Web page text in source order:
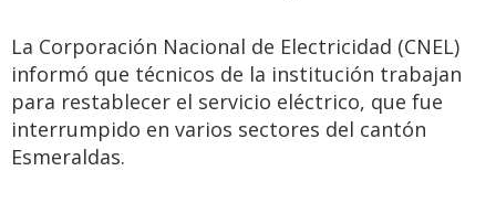
La Corporación Nacional de Electricidad (CNEL)
informó que técnicos de la institución trabajan
para restablecer el servicio eléctrico, que fue
interrumpido en varios sectores del cantón
Esmeraldas.